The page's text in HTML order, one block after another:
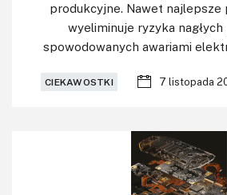
produkcyjne. Nawet najlepsze
wyeliminuje ryzyka
spowodowanych awariami
CIEKAWOSTKI 7 listopada